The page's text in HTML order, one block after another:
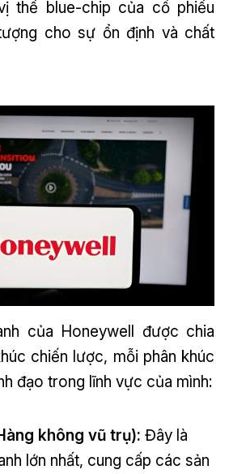
thế blue-chip của cổ phiếu
cho sự ổn định và chất
của Honeywell được chia
chiến lược, mỗi phân khúc
đạo trong lĩnh vực của mình:
không vũ trụ): Đây là
lớn nhất, cung cấp các sản